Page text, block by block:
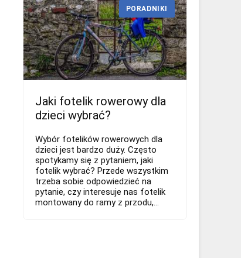
Jaki fotelik rowerowy dla
dzieci wybrać?
Wybór fotelików rowerowych dla
dzieci jest bardzo duży. Często
spotykamy się z pytaniem, jaki
fotelik wybrać? Przede wszystkim
trzeba sobie odpowiedzieć na
pytanie, czy interesuje nas fotelik
montowany do ramy z przodu,...
PORADNIKI